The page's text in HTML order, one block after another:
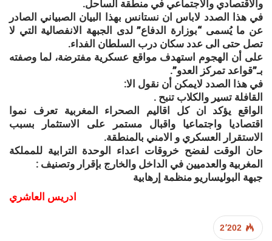
والاقتصادي والاجتماعي في منطقة الساحل.
في هذا الصدد لاباس ان نستانس بهذا البيان الصبياني الصادر
عن ما يُسمى “بوزارة الدفاع” لدى الجبهة الانفصالية التي لا
تصل حتى الى عدد سكان درب السلطان الفداء.
على أن الهجوم استهدف مواقع عسكرية مفترضة، لما وصفته
بـ”قواعد تمركز العدو”.
في هذا الصدد لايمكن أن نقول الا:
القافلة تسير والكلاب تنبح .
الواقع يؤكد ان كل اقاليم الصحراء المغربية تعرف نموا
اقتصاديا واجتماعيا واقبال مستمر على الاستثمار بسبب
الاستقرار العسكري و الامني بالمنطقة.
حان الوقت لفضح خروقات اعداء الوحدة الترابية للمملكة
المغربية والعدميين في الداخل والخارج بإقرار وتصنيف :
جبهة البوليساريو منظمة إرهابية
ادريس العاشري
2٬202